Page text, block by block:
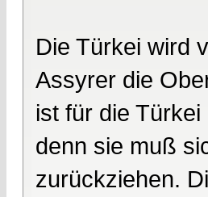
Die Türkei wird
Assyrer die
ist für die
denn sie muß
zurückziehen.